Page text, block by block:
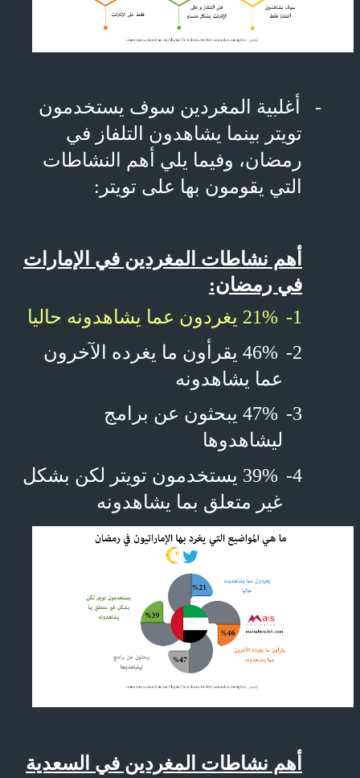
-
أغلبية المغردين سوف يستخدمون
تويتر بينما يشاهدون التلفاز في
رمضان، وفيما يلي أهم النشاطات
التي يقومون بها على تويتر:
أهم نشاطات المغردين في الإمارات
في رمضان:
1-
21% يغردون عما يشاهدونه حاليا
2-
46% يقرأون ما يغرده الآخرون
عما يشاهدونه
3-
47% يبحثون عن برامج
ليشاهدوها
4-
39% يستخدمون تويتر لكن بشكل
غير متعلق بما يشاهدونه
أهم نشاطات المغردين في السعدية